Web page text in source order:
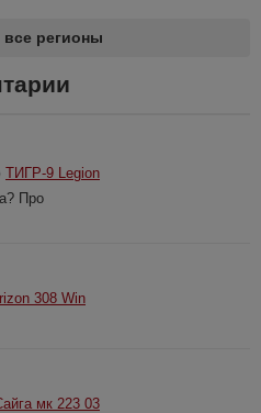
все регионы
ТИГР-9 Legion
Про
308 Win
мк 223 03